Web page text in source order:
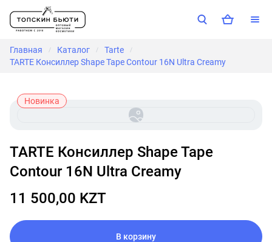
Главная / Каталог / Tarte /
TARTE Консиллер Shape Tape Contour 16N Ultra Creamy
Новинка
TARTE Консиллер Shape Tape
Contour 16N Ultra Creamy
11 500,00 KZT
В корзину